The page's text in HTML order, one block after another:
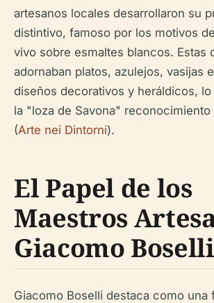
artesanos locales desarrollaron su
distintivo, famoso por los motivos
vivo sobre esmaltes blancos. Estas
adornaban platos, azulejos, vasijas
diseños decorativos y heráldicos,
la "loza de Savona" reconocimiento
(Arte nei Dintorni).
El Papel de los
Maestros
Giacomo Boselli
Giacomo Boselli destaca como una